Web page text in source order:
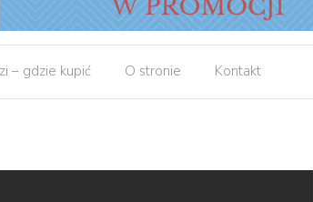
– gdzie kupić O stronie Kontakt